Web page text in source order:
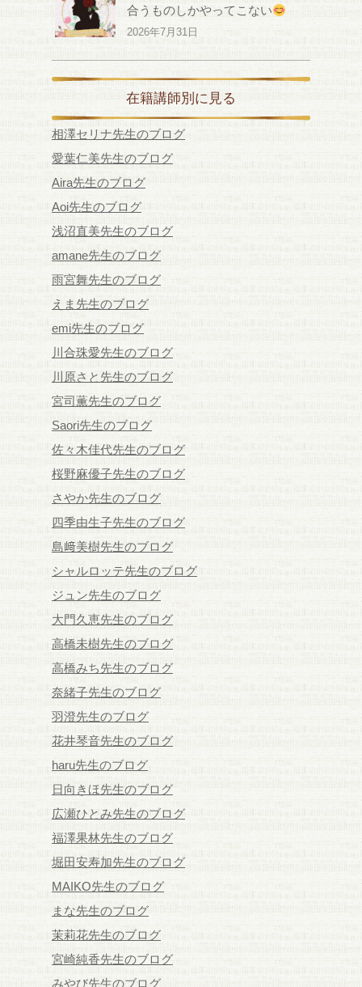
合うものしかやってこない
2026年7月31日
在籍講師別に見る
相澤セリナ先生のブログ
愛葉仁美先生のブログ
Aira先生のブログ
Aoi先生のブログ
浅沼直美先生のブログ
amane先生のブログ
雨宮舞先生のブログ
えま先生のブログ
emi先生のブログ
川合珠愛先生のブログ
川原さと先生のブログ
宮司薫先生のブログ
Saori先生のブログ
佐々木佳代先生のブログ
桜野麻優子先生のブログ
さやか先生のブログ
四季由生子先生のブログ
島﨑美樹先生のブログ
シャルロッテ先生のブログ
ジュン先生のブログ
大門久恵先生のブログ
高橋未樹先生のブログ
高橋みち先生のブログ
奈緒子先生のブログ
羽澄先生のブログ
花井琴音先生のブログ
haru先生のブログ
日向きほ先生のブログ
広瀬ひとみ先生のブログ
福澤果林先生のブログ
堀田安寿加先生のブログ
MAIKO先生のブログ
まな先生のブログ
茉莉花先生のブログ
宮崎純香先生のブログ
みやび先生のブログ